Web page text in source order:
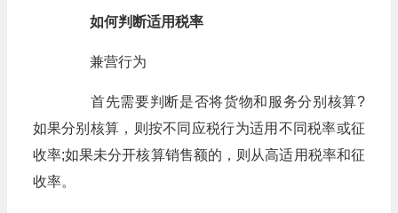
如何判断适用税率
兼营行为
首先需要判断是否将货物和服务分别核算?
如果分别核算，则按不同应税行为适用不同税率或征
收率;如果未分开核算销售额的，则从高适用税率和征
收率。